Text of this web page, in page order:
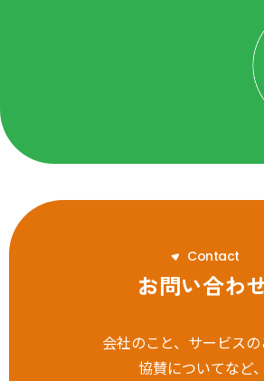
Contact
お問い合わ
会社のこと、サービスの
協賛についてなど、